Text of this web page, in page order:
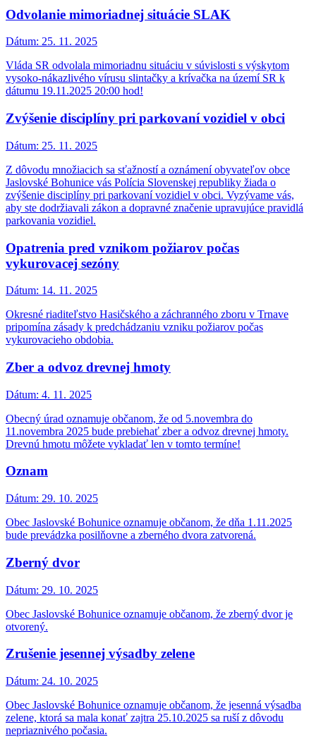
Odvolanie mimoriadnej situácie SLAK
Dátum: 25. 11. 2025
Vláda SR odvolala mimoriadnu situáciu v súvislosti s výskytom
vysoko-nákazlivého vírusu slintačky a krívačka na území SR k
dátumu 19.11.2025 20:00 hod!
Zvýšenie disciplíny pri parkovaní vozidiel v obci
Dátum: 25. 11. 2025
Z dôvodu množiacich sa sťažností a oznámení obyvateľov obce
Jaslovské Bohunice vás Polícia Slovenskej republiky žiada o
zvýšenie disciplíny pri parkovaní vozidiel v obci. Vyzývame vás,
aby ste dodržiavali zákon a dopravné značenie upravujúce pravidlá
parkovania vozidiel.
Opatrenia pred vznikom požiarov počas
vykurovacej sezóny
Dátum: 14. 11. 2025
Okresné riaditeľstvo Hasičského a záchranného zboru v Trnave
pripomína zásady k predchádzaniu vzniku požiarov počas
vykurovacieho obdobia.
Zber a odvoz drevnej hmoty
Dátum: 4. 11. 2025
Obecný úrad oznamuje občanom, že od 5.novembra do
11.novembra 2025 bude prebiehať zber a odvoz drevnej hmoty.
Drevnú hmotu môžete vykladať len v tomto termíne!
Oznam
Dátum: 29. 10. 2025
Obec Jaslovské Bohunice oznamuje občanom, že dňa 1.11.2025
bude prevádzka posilňovne a zberného dvora zatvorená.
Zberný dvor
Dátum: 29. 10. 2025
Obec Jaslovské Bohunice oznamuje občanom, že zberný dvor je
otvorený.
Zrušenie jesennej výsadby zelene
Dátum: 24. 10. 2025
Obec Jaslovské Bohunice oznamuje občanom, že jesenná výsadba
zelene, ktorá sa mala konať zajtra 25.10.2025 sa ruší z dôvodu
nepriaznivého počasia.